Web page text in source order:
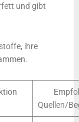
und gibt
ihre
Quellen/